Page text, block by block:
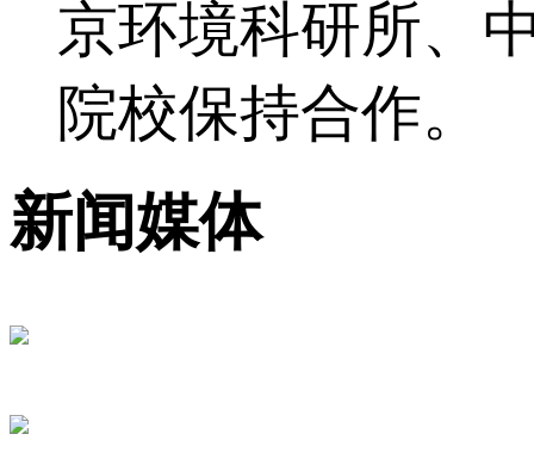
京环境科研所、
院校保持合作。
新闻媒体